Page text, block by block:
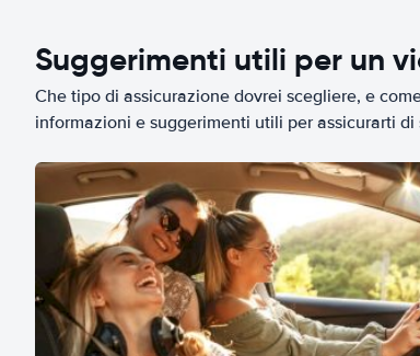
Suggerimenti utili per un
Che tipo di assicurazione dovrei scegliere, e
informazioni e suggerimenti utili per assicurarti